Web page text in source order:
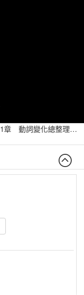
林老師的日語動詞寶典－林士鈞 第2-5-1章 動詞變化總整理（一）